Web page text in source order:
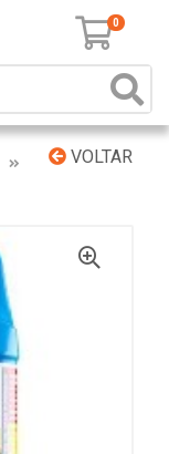
0
VOLTAR